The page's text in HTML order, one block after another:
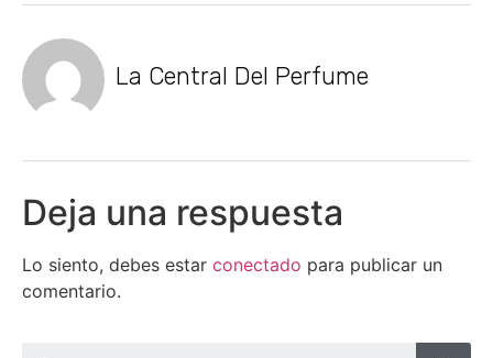
La Central Del Perfume
Deja una respuesta
Lo siento, debes estar conectado para publicar un
comentario.